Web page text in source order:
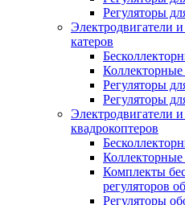
Регуляторы
Электродвигатели
катеров
Коллекторные
Регуляторы
Регуляторы
Электродвигатели
квадрокоптеров
Коллекторные
Комплекты
регуляторов
Регуляторы